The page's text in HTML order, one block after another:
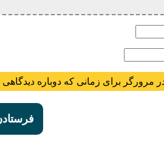
مرورگر برای زمانی که دوباره